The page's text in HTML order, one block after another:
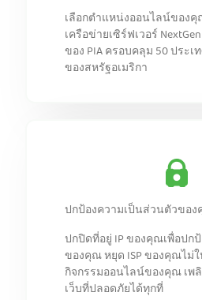
เลือกตำแหน่งออนไลน์ของ
เครือข่ายเซิร์ฟเวอร์
ของ PIA ครอบคลุม 50 ประเ
ของสหรัฐอเมริกา
ปกป้องความเป็นส่วนตัวขอ
ปกปิดที่อยู่ IP ของคุณเพื่อปก
ของคุณ หยุด ISP ของคุณไม่
กิจกรรมออนไลน์ของคุณ เพ
เว็บที่ปลอดภัยได้ทุกที่